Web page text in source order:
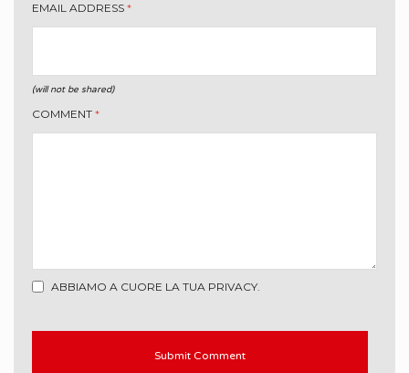
EMAIL ADDRESS *
(will not be shared)
COMMENT *
ABBIAMO A CUORE LA TUA PRIVACY.